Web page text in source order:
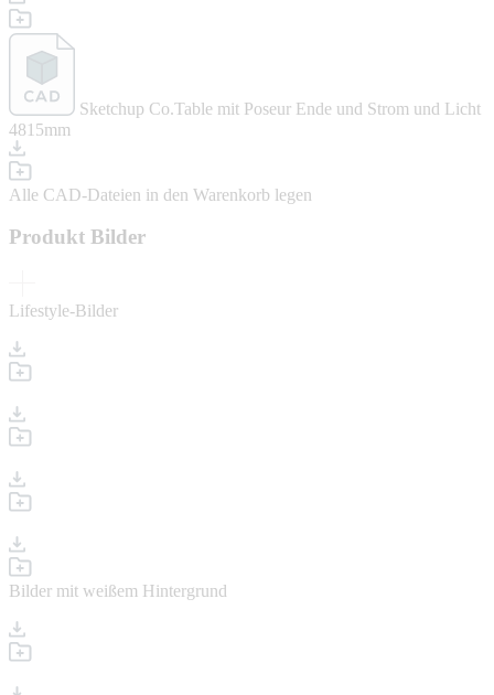
Sketchup Co.Table mit Poseur Ende und Strom und Licht
4815mm
Alle CAD-Dateien in den Warenkorb legen
Produkt Bilder
Lifestyle-Bilder
Bilder mit weißem Hintergrund